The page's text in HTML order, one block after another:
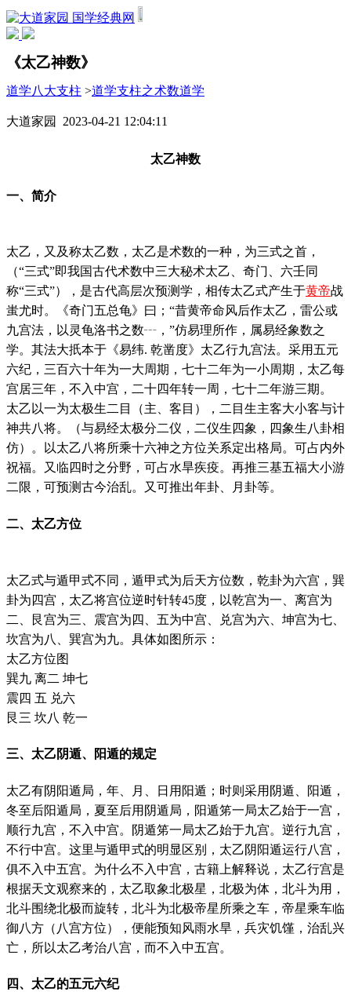
国学经典网
《太乙神数》
道学八大支柱 >道学支柱之术数道学
大道家园 2023-04-21 12:04:11
太乙神数
一、简介
太乙，又及称太乙数，太乙是术数的一种，为三式之首，
（“三式”即我国古代术数中三大秘术太乙、奇门、六壬同
称“三式”），是古代高层次预测学，相传太乙式产生于黄帝战
蚩尤时。《奇门五总龟》曰；“昔黄帝命风后作太乙，雷公或
九宫法，以灵龟洛书之数┄，”仿易理所作，属易经象数之
学。其法大扺本于《易纬. 乾凿度》太乙行九宫法。采用五元
六纪，三百六十年为一大周期，七十二年为一小周期，太乙每
宫居三年，不入中宫，二十四年转一周，七十二年游三期。
太乙以一为太极生二目（主、客目），二目生主客大小客与计
神共八将。（与易经太极分二仪，二仪生四象，四象生八卦相
仿）。以太乙八将所乘十六神之方位关系定出格局。可占内外
祝福。又临四时之分野，可占水旱疾疫。再推三基五福大小游
二限，可预测古今治乱。又可推出年卦、月卦等。
二、太乙方位
太乙式与遁甲式不同，遁甲式为后天方位数，乾卦为六宫，巽
卦为四宫，太乙将宫位逆时针转45度，以乾宫为一、离宫为
二、艮宫为三、震宫为四、五为中宫、兑宫为六、坤宫为七、
坎宫为八、巽宫为九。具体如图所示：
太乙方位图
巽九 离二 坤七
震四 五 兑六
艮三 坎八 乾一
三、太乙阴遁、阳遁的规定
太乙有阴阳遁局，年、月、日用阳遁；时则采用阴遁、阳遁，
冬至后阳遁局，夏至后用阴遁局，阳遁笫一局太乙始于一宫，
顺行九宫，不入中宫。阴遁笫一局太乙始于九宫。逆行九宫，
不行中宫。这里与遁甲式的明显区别，太乙阴阳遁运行八宫，
俱不入中五宫。为什么不入中宫，古籍上解释说，太乙行宫是
根据天文观察来的，太乙取象北极星，北极为体，北斗为用，
北斗围绕北极而旋转，北斗为北极帝星所乘之车，帝星乘车临
御八方（八宫方位），便能预知风雨水旱，兵灾饥馑，治乱兴
亡，所以太乙考治八宫，而不入中五宫。
四、太乙的五元六纪